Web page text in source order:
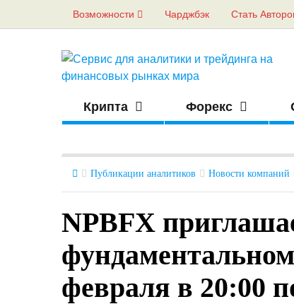
Возможности Чарджбэк Стать
Крипта Форекс
Публикации аналитиков Новости компаний
NPBFX
февраля в 20:00